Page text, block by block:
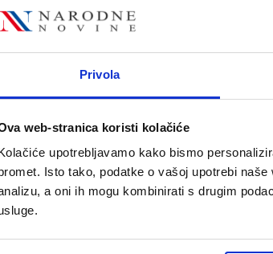
Privola
web-stranica koristi kolačiće
upotrebljavamo kako bismo
Isto tako, podatke o vašoj upotrebi
a oni ih mogu kombinirati s drugim
3 - PP; udžbenik za učenike s posebnim